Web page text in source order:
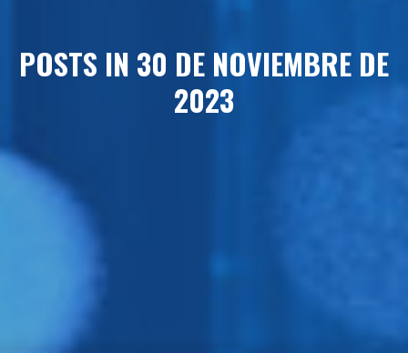
POSTS IN 30 DE NOVIEMBRE DE
2023